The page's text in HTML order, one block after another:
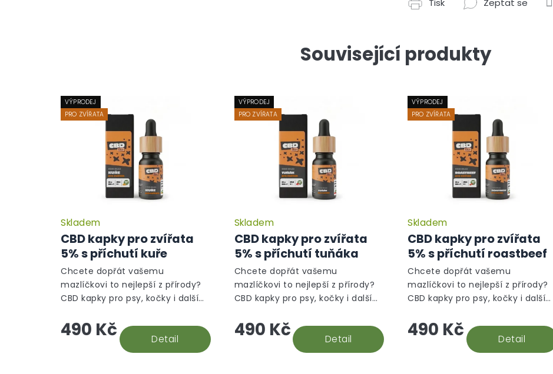
Tisk Zeptat se
Související produkty
VÝPRODEJ
PRO ZVÍŘATA
CBD kapky pro zvířata
5% s příchutí kuře
Skladem
490 Kč Detail
Chcete dopřát vašemu
mazlíčkovi to nejlepší z přírody?
CBD kapky pro psy, kočky i další
CBD výtažek s kuřecí příchutí.
VÝPRODEJ
PRO ZVÍŘATA
CBD kapky pro zvířata
5% s příchutí tuňáka
Skladem
490 Kč Detail
Chcete dopřát vašemu
mazlíčkovi to nejlepší z přírody?
CBD kapky pro psy, kočky i další
CBD výtažek s tuňákovou příchutí.
VÝPRODEJ
PRO ZVÍŘATA
CBD kapky pro zvířata
5% s příchutí roastbeef
Skladem
490 Kč Detail
Chcete dopřát vašemu
mazlíčkovi to nejlepší z přírody?
CBD kapky pro psy, kočky i další
CBD výtažek s roastbeef příchutí.